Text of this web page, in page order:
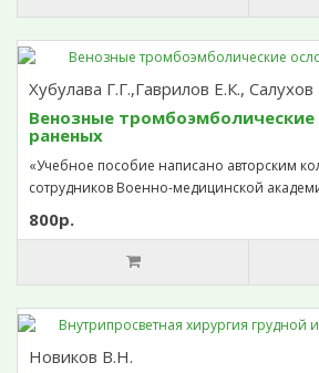
Хубулава Г.Г.,Гаврилов Е.К.,
Венозные
раненых
«Учебное пособие написано авторским
сотрудников Военно-медицинской
800р.
Новиков В.Н.